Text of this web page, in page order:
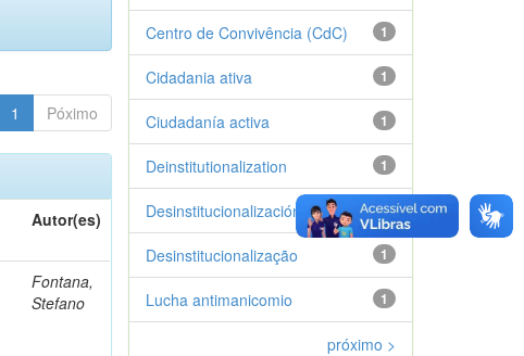
1 Póximo
Autor(es)
Fontana,
Stefano
1
Centro de Convivência (CdC)
1
Cidadania ativa
1
Ciudadanía activa
1
Deinstitutionalization
1
Desinstitucionalización
1
Desinstitucionalização
1
Lucha antimanicomio
próximo >